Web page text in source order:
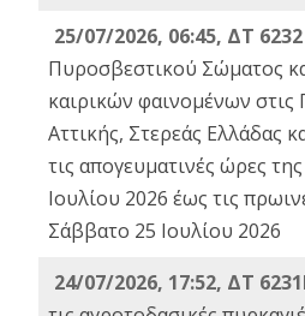
25/07/2026, 06:45, ΔΤ
Πυροσβεστικού Σώματος
καιρικών φαινομένων στις
Αττικής, Στερεάς Ελλάδας
τις απογευματινές ώρες
Ιουλίου 2026 έως τις
Σάββατο 25 Ιουλίου 2026
24/07/2026, 17:52, ΔΤ